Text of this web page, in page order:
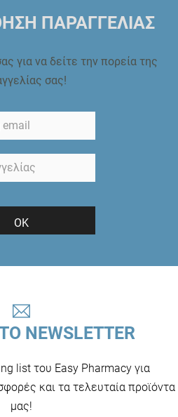
ΠΑΡΑΓΓΕΛΙΑΣ
για να δείτε την πορεία της
σας!
ΟΚ
NEWSLETTER
list του Easy Pharmacy για
και τα τελευταία προϊόντα
μας!